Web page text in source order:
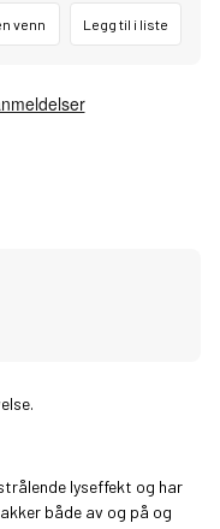
venn Legg til i liste
lyseffekt og har
både av og på og